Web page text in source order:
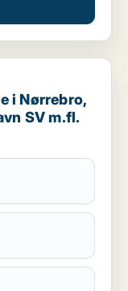
København NV
i Nørrebro,
SV m.fl.